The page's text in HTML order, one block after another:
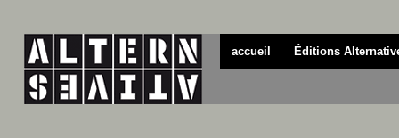
accueil Éditions